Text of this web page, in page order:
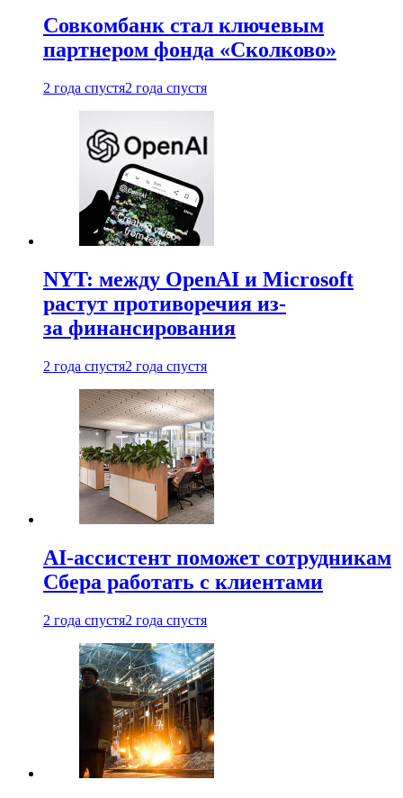
Совкомбанк стал ключевым
партнером фонда «Сколково»
2 года спустя2 года спустя
NYT: между OpenAI и Microsoft
растут противоречия из-
за финансирования
2 года спустя2 года спустя
AI-ассистент поможет сотрудникам
Сбера работать с клиентами
2 года спустя2 года спустя